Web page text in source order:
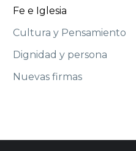
Fe e Iglesia
Cultura y Pensamiento
Dignidad y persona
Nuevas firmas